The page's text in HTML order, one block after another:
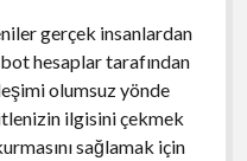
gerçek insanlardan
hesaplar tarafından
olumsuz yönde
ilgisini çekmek
sağlamak için